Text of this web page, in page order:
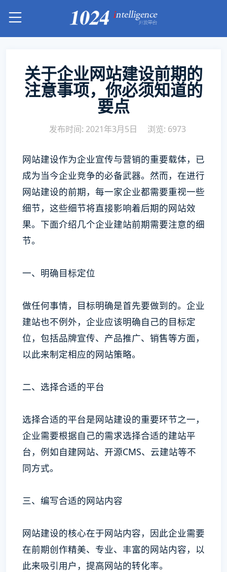
关于企业网站建设前期的
注意事项，你必须知道的
要点
发布时间: 2021年3月5日 浏览: 6973
网站建设作为企业宣传与营销的重要载体，已
成为当今企业竞争的必备武器。然而，在进行
网站建设的前期，每一家企业都需要重视一些
细节，这些细节将直接影响着后期的网站效
果。下面介绍几个企业建站前期需要注意的细
节。
一、明确目标定位
做任何事情，目标明确是首先要做到的。企业
建站也不例外，企业应该明确自己的目标定
位，包括品牌宣传、产品推广、销售等方面，
以此来制定相应的网站策略。
二、选择合适的平台
选择合适的平台是网站建设的重要环节之一，
企业需要根据自己的需求选择合适的建站平
台，例如自建网站、开源CMS、云建站等不
同方式。
三、编写合适的网站内容
网站建设的核心在于网站内容，因此企业需要
在前期创作精美、专业、丰富的网站内容，以
此来吸引用户，提高网站的转化率。